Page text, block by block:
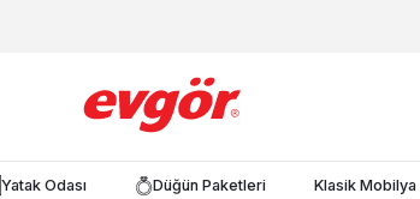
Yatak Odası Düğün Paketleri Klasik Mobilya